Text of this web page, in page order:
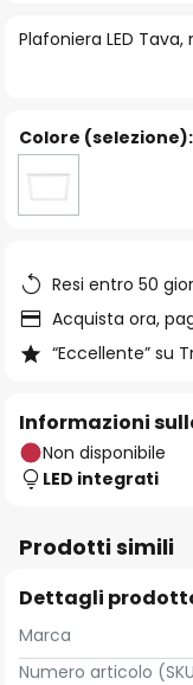
Plafoniera LED
Colore (selezione):
Resi entro 50
Acquista ora,
“Eccellente” su
Informazioni
Non disponibile
LED integrati
Prodotti simili
Dettagli
Marca
Numero articolo